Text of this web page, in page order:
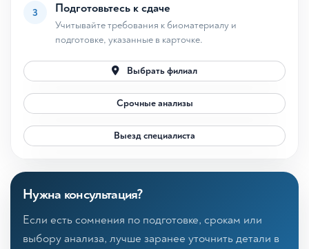
3 Подготовьтесь к сдаче
Учитывайте требования к биоматериалу и
подготовке, указанные в карточке.
Выбрать филиал
Срочные анализы
Выезд специалиста
Нужна консультация?
Если есть сомнения по подготовке, срокам или
выбору анализа, лучше заранее уточнить детали в